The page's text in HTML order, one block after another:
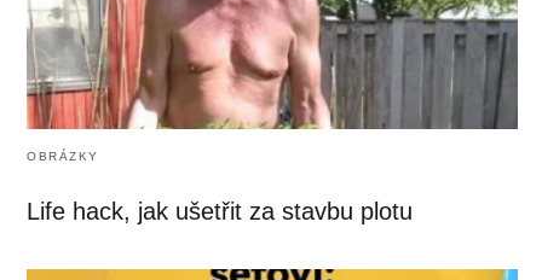
OBRÁZKY
Life hack, jak ušetřit za stavbu plotu